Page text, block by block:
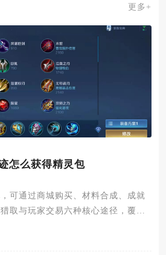
更多+
怎么获得精灵包
可通过商城购买、材料合成、成就
取与玩家交易六种核心途径，覆盖
，满足不同玩家的获取需求。商城
，游戏内钻石商城与绑钻商城均有